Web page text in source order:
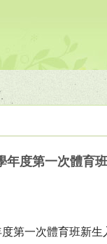
年度第一次體育
第一次體育班新